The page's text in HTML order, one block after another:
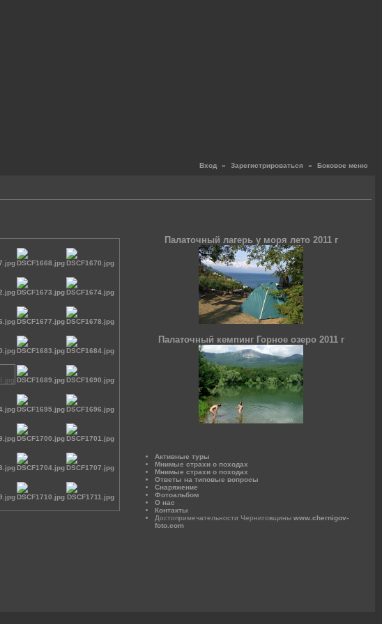
Вход « Зарегистрироваться « Боковое меню
Палаточный лагерь у моря лето 2011 г
Палаточный кемпинг Горное озеро 2011 г
Активные туры
Мнимые страхи о походах
Мнимые страхи о походах
Ответы на типовые вопросы
Снаряжение
Фотоальбом
О нас
Контакты
Достопримечательности Черниговщины www.chernigov-
foto.com